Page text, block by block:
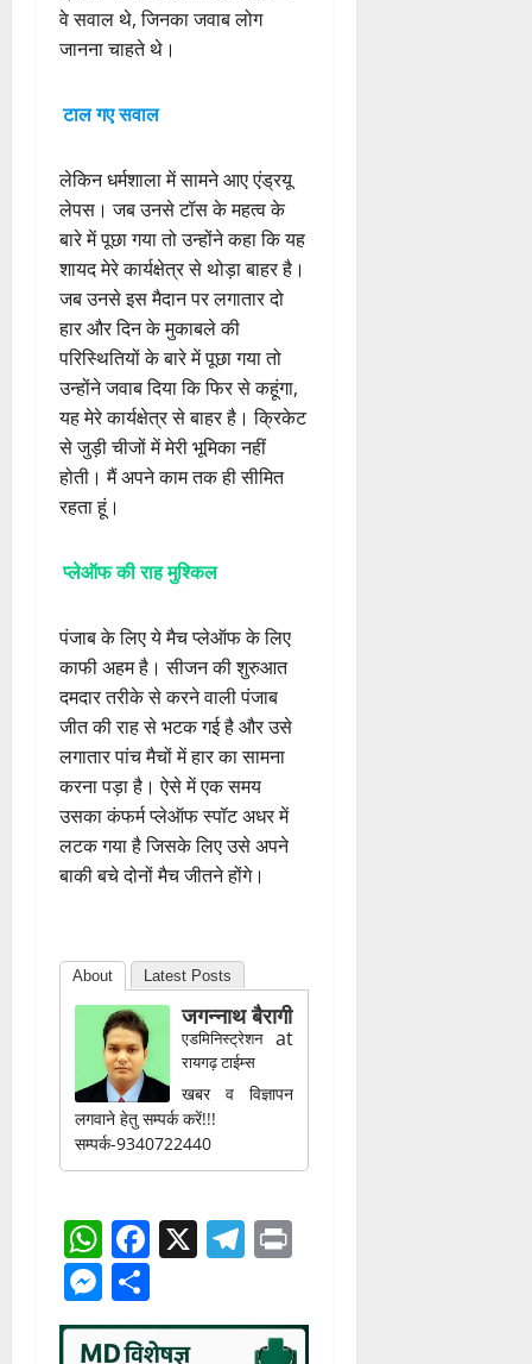
वे सवाल थे, जिनका जवाब लोग
जानना चाहते थे।
टाल गए सवाल
लेकिन धर्मशाला में सामने आए एंड्रयू
लेपस। जब उनसे टॉस के महत्व के
बारे में पूछा गया तो उन्होंने कहा कि यह
शायद मेरे कार्यक्षेत्र से थोड़ा बाहर है।
जब उनसे इस मैदान पर लगातार दो
हार और दिन के मुकाबले की
परिस्थितियों के बारे में पूछा गया तो
उन्होंने जवाब दिया कि फिर से कहूंगा,
यह मेरे कार्यक्षेत्र से बाहर है। क्रिकेट
से जुड़ी चीजों में मेरी भूमिका नहीं
होती। मैं अपने काम तक ही सीमित
रहता हूं।
प्लेऑफ की राह मुश्किल
पंजाब के लिए ये मैच प्लेऑफ के लिए
काफी अहम है। सीजन की शुरुआत
दमदार तरीके से करने वाली पंजाब
जीत की राह से भटक गई है और उसे
लगातार पांच मैचों में हार का सामना
करना पड़ा है। ऐसे में एक समय
उसका कंफर्म प्लेऑफ स्पॉट अधर में
लटक गया है जिसके लिए उसे अपने
बाकी बचे दोनों मैच जीतने होंगे।
About Latest Posts
जगन्नाथ बैरागी
एडमिनिस्ट्रेशनat
रायगढ़ टाईम्स
खबर व विज्ञापन
लगवाने हेतु सम्पर्क करें!!!
सम्पर्क-9340722440
WhatsApp
Facebook
X Telegram
Messenger
Share